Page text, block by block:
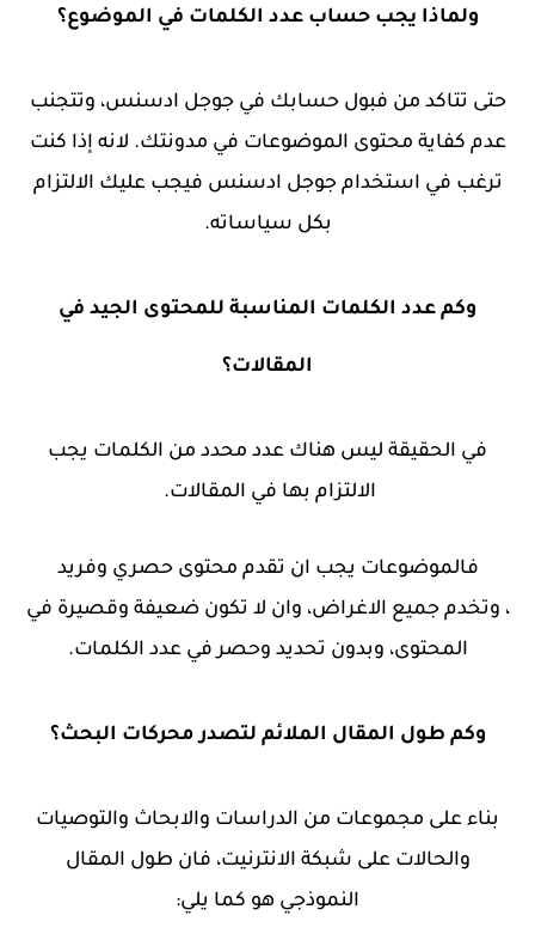
ولماذا يجب حساب عدد الكلمات في الموضوع؟
حتى تتاكد من فبول حسابك في جوجل ادسنس، وتتجنب
عدم كفاية محتوى الموضوعات في مدونتك. لانه إذا كنت
ترغب في استخدام جوجل ادسنس فيجب عليك الالتزام
بكل سياساته.
وكم عدد الكلمات المناسبة للمحتوى الجيد في
المقالات؟
في الحقيقة ليس هناك عدد محدد من الكلمات يجب
الالتزام بها في المقالات.
فالموضوعات يجب ان تقدم محتوى حصري وفريد
، وتخدم جميع الاغراض، وان لا تكون ضعيفة وقصيرة في
المحتوى، وبدون تحديد وحصر في عدد الكلمات.
وكم طول المقال الملائم لتصدر محركات البحث؟
بناء على مجموعات من الدراسات والابحاث والتوصيات
والحالات على شبكة الانترنيت، فان طول المقال
النموذجي هو كما يلي: